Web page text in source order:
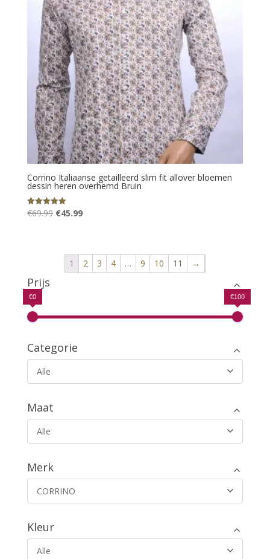
Corrino Italiaanse getailleerd slim fit allover bloemen
dessin heren overhemd Bruin
Gewaardeerd
5.00
€69.99 Oorspronkelijke
€69.99.
€45.99Huidige
€45.99.
1 2 3 4 … 9 10 11 →
Prijs
€0 €100
Categorie
Alle
Maat
Alle
Merk
CORRINO
Kleur
Alle